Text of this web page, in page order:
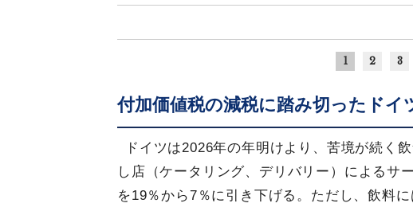
1 2 3
付加価値税の減税に踏み切ったドイ
ドイツは2026年の年明けより、苦境が続く
し店（ケータリング、デリバリー）によるサ
を19％から7％に引き下げる。ただし、飲料